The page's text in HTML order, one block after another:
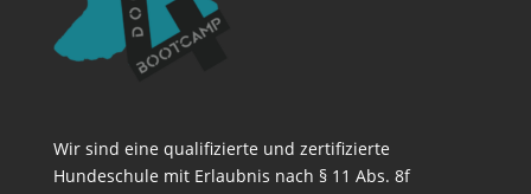
Wir sind eine qualifizierte und zertifizierte
Hundeschule mit Erlaubnis nach § 11 Abs. 8f